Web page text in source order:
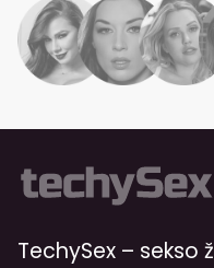
TechySex – sekso